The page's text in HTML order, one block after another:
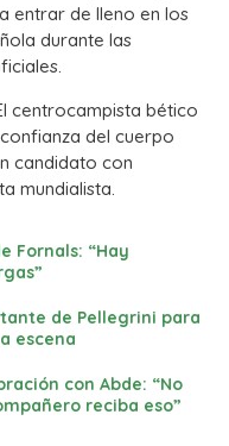
entrar de lleno en los
durante las
centrocampista bético
del cuerpo
candidato con
mundialista.
Fornals: “Hay
de Pellegrini para
escena
con Abde: “No
reciba eso”